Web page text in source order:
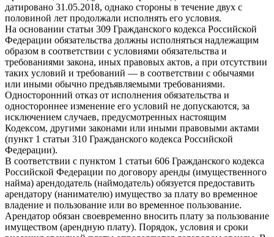
датировано 31.05.2018, однако стороны в течение двух с
половиной лет продолжали исполнять его условия.
На основании статьи 309 Гражданского кодекса Российской
Федерации обязательства должны исполняться надлежащим
образом в соответствии с условиями обязательства и
требованиями закона, иных правовых актов, а при отсутствии
таких условий и требований — в соответствии с обычаями
или иными обычно предъявляемыми требованиями.
Односторонний отказ от исполнения обязательства и
одностороннее изменение его условий не допускаются, за
исключением случаев, предусмотренных настоящим
Кодексом, другими законами или иными правовыми актами
(пункт 1 статьи 310 Гражданского кодекса Российской
Федерации).
В соответствии с пунктом 1 статьи 606 Гражданского кодекса
Российской Федерации по договору аренды (имущественного
найма) арендодатель (наймодатель) обязуется предоставить
арендатору (нанимателю) имущество за плату во временное
владение и пользование или во временное пользование.
Арендатор обязан своевременно вносить плату за пользование
имуществом (арендную плату). Порядок, условия и сроки